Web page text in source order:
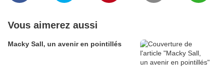
Vous aimerez aussi
Macky Sall, un avenir en pointillés